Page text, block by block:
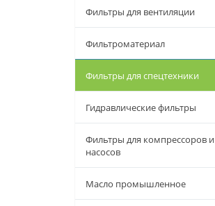
Фильтры для вентиляции
Фильтроматериал
Фильтры для спецтехники
Гидравлические фильтры
Фильтры для компрессоров и
насосов
Масло промышленное